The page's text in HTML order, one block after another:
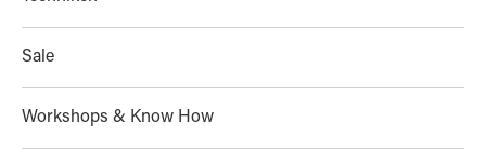
Sale
Workshops & Know How